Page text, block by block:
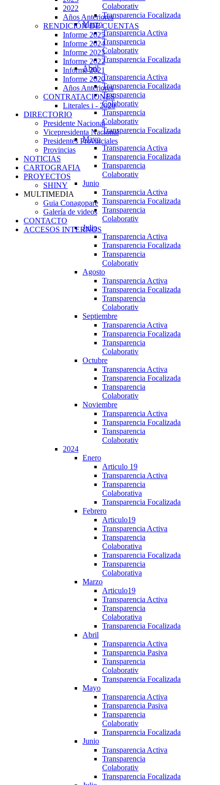
Colaborativ
Transparencia Focalizada
Marzo
Transparencia Activa
Transparencia
Colaborativ
Transparencia Focalizada
Abril
Transparencia Activa
Transparencia Focalizada
Transparencia
Colaborativ
Transparencia
Colaborativ
Transparencia Focalizada
Mayo
Transparencia Activa
Transparencia Focalizada
Transparencia
Colaborativ
Junio
Transparencia Activa
Transparencia Focalizada
Transparencia
Colaborativ
Julio
Transparencia Activa
Transparencia Focalizada
Transparencia
Colaborativ
Agosto
Transparencia Activa
Transparencia Focalizada
Transparencia
Colaborativ
Septiembre
Transparencia Activa
Transparencia Focalizada
Transparencia
Colaborativ
Octubre
Transparencia Activa
Transparencia Focalizada
Transparencia
Colaborativ
Noviembre
Transparencia Activa
Transparencia Focalizada
Transparencia
Colaborativ
2024
Enero
Articulo 19
Transparencia Activa
Transparencia
Colaborativa
Transparencia Focalizada
Febrero
Articulo19
Transparencia Activa
Transparencia
Colaborativa
Transparencia Focalizada
Transparencia
Colaborativa
Marzo
Articulo19
Transparencia Activa
Transparencia
Colaborativa
Transparencia Focalizada
Abril
Transparencia Activa
Transparencia Pasiva
Transparencia
Colaborativ
Transparencia Focalizada
Mayo
Transparencia Activa
Transparencia Pasiva
Transparencia
Colaborativ
Transparencia Focalizada
Junio
Transparencia Activa
Transparencia
Colaborativ
Transparencia Focalizada
2022
Años Anteriores
RENDICIÓN DE CUENTAS
Informe 2025
Informe 2024
Informe 2023
Informe 2022
Informe 2021
Informe 2020
Años Anteriores
CONTRATACIONES
Literales i - 2020
DIRECTORIO
Presidente Nacional
Vicepresidenta Nacional
Presidentes Provinciales
Provincias
NOTICIAS
CARTOGRAFIA
PROYECTOS
SHINY
MULTIMEDIA
Guia Conagopare
Galería de videos
CONTACTO
ACCESOS INTERNOS